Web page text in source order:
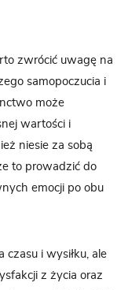
zwrócić uwagę na
samopoczucia i
może
wartości i
niesie za sobą
to prowadzić do
emocji po obu
i wysiłku, ale
z życia oraz